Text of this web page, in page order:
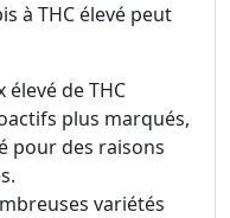
à THC élevé peut
élevé de THC
plus marqués,
pour des raisons
variétés